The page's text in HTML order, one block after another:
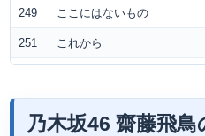
249 ここにはないもの
251 これから
乃木坂46 齋藤飛鳥